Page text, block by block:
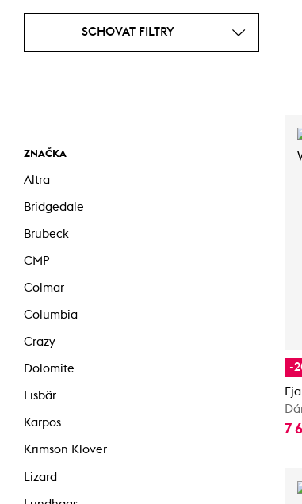
SCHOVAT FILTRY
ZNAČKA
Altra
Bridgedale
Brubeck
CMP
Colmar
Columbia
Crazy
Dolomite
Eisbär
Karpos
Krimson Klover
Lizard
-
7